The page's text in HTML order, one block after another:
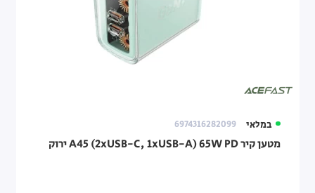
במלאי 6974316282099
מטען קיר A45 (2xUSB-C, 1xUSB-A) 65W PD ירוק